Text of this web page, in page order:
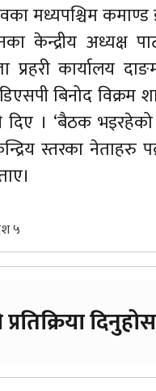
मध्यपश्चिम कमाण्ड
केन्द्रीय अध्यक्ष
प्रहरी कार्यालय
बिनोद विक्रम
दिए । ‘बैठक
स्तरका नेताहरु
५
दिनुहोस